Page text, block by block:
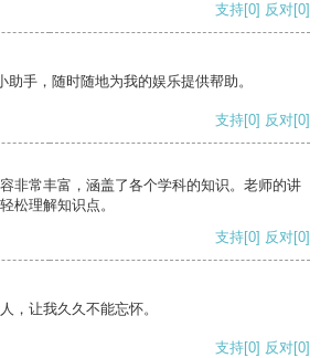
支持[0] 反对[0]
助手，随时随地为我的娱乐提供帮助。
支持[0] 反对[0]
非常丰富，涵盖了各个学科的知识。老师的讲
松理解知识点。
支持[0] 反对[0]
，让我久久不能忘怀。
支持[0] 反对[0]